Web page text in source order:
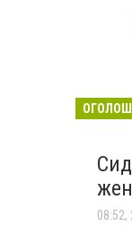
08:52,